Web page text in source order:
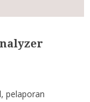
pelaporan